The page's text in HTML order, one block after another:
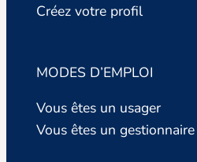
Créez votre profil
MODES D’EMPLOI
Vous êtes un usager
Vous êtes un